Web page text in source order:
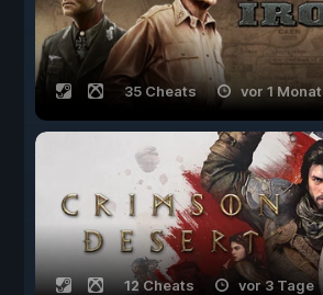
35 Cheats vor 1 Monat
12 Cheats vor 3 Tage